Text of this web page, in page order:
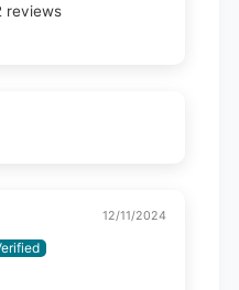
reviews
12/11/2024